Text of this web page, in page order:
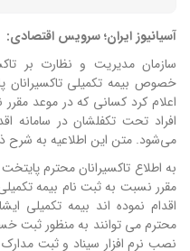
آسیانیوز ایران؛ سرویس اقتصادی:
سازمان مدیریت و نظارت بر
خصوص بیمه تکمیلی تاکسیرانان
اعلام کرد کسانی که در موعد
افراد تحت تکفلشان در سامانه
می‌شود. متن این اطلاعیه به
به اطلاع تاکسیرانان محترم
مقرر نسبت به ثبت نام بیمه
اقدام نموده اند بیمه تکمیلی
محترم می توانند به منظور ثبت
نصب نرم افزار سیناد و ثبت مدارک